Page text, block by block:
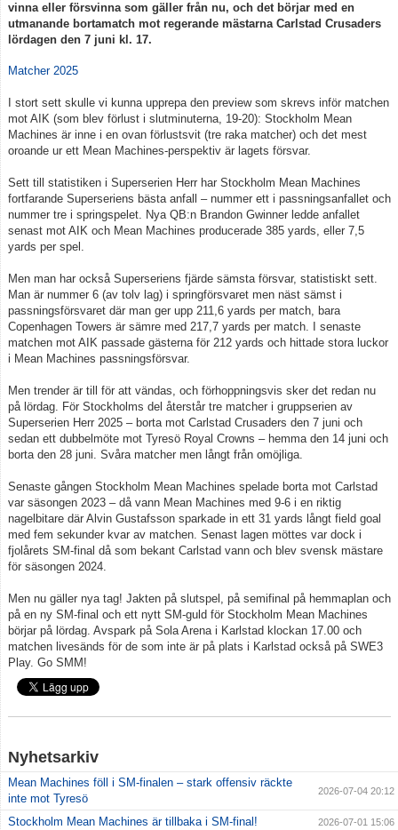
vinna eller försvinna som gäller från nu, och det börjar med en
utmanande bortamatch mot regerande mästarna Carlstad Crusaders
lördagen den 7 juni kl. 17.
Matcher 2025
I stort sett skulle vi kunna upprepa den preview som skrevs inför matchen
mot AIK (som blev förlust i slutminuterna, 19-20): Stockholm Mean
Machines är inne i en ovan förlustsvit (tre raka matcher) och det mest
oroande ur ett Mean Machines-perspektiv är lagets försvar.
Sett till statistiken i Superserien Herr har Stockholm Mean Machines
fortfarande Superseriens bästa anfall – nummer ett i passningsanfallet och
nummer tre i springspelet. Nya QB:n Brandon Gwinner ledde anfallet
senast mot AIK och Mean Machines producerade 385 yards, eller 7,5
yards per spel.
Men man har också Superseriens fjärde sämsta försvar, statistiskt sett.
Man är nummer 6 (av tolv lag) i springförsvaret men näst sämst i
passningsförsvaret där man ger upp 211,6 yards per match, bara
Copenhagen Towers är sämre med 217,7 yards per match. I senaste
matchen mot AIK passade gästerna för 212 yards och hittade stora luckor
i Mean Machines passningsförsvar.
Men trender är till för att vändas, och förhoppningsvis sker det redan nu
på lördag. För Stockholms del återstår tre matcher i gruppserien av
Superserien Herr 2025 – borta mot Carlstad Crusaders den 7 juni och
sedan ett dubbelmöte mot Tyresö Royal Crowns – hemma den 14 juni och
borta den 28 juni. Svåra matcher men långt från omöjliga.
Senaste gången Stockholm Mean Machines spelade borta mot Carlstad
var säsongen 2023 – då vann Mean Machines med 9-6 i en riktig
nagelbitare där Alvin Gustafsson sparkade in ett 31 yards långt field goal
med fem sekunder kvar av matchen. Senast lagen möttes var dock i
fjolårets SM-final då som bekant Carlstad vann och blev svensk mästare
för säsongen 2024.
Men nu gäller nya tag! Jakten på slutspel, på semifinal på hemmaplan och
på en ny SM-final och ett nytt SM-guld för Stockholm Mean Machines
börjar på lördag. Avspark på Sola Arena i Karlstad klockan 17.00 och
matchen livesänds för de som inte är på plats i Karlstad också på SWE3
Play. Go SMM!
Nyhetsarkiv
Mean Machines föll i SM-finalen – stark offensiv räckte
inte mot Tyresö
2026-07-04 20:12
Stockholm Mean Machines är tillbaka i SM-final! 2026-07-01 15:06